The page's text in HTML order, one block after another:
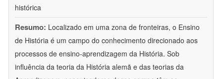
histórica
Resumo: Localizado em uma zona de fronteiras, o Ensino
de História é um campo do conhecimento direcionado aos
processos de ensino-aprendizagem da História. Sob
influência da teoria da História alemã e das teorias da